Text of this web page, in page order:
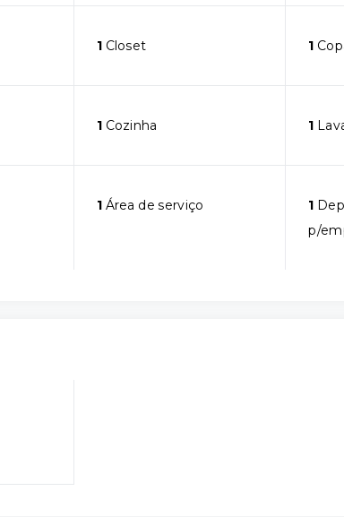
1Closet 1
1Cozinha 1
1Área de serviço 1
p/